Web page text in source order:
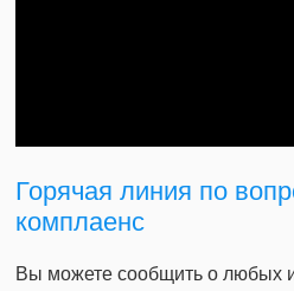
Горячая линия по
комплаенс
Вы можете сообщить о любых